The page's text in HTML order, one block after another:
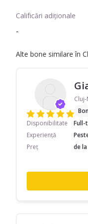
Calificări adiționale
-
Alte bone similare în
Disponibilitate
Full-
Experiență
Preț
de